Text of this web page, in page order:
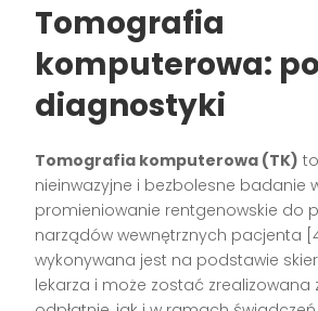
Tomografia
komputerowa:
diagnostyki
Tomografia komputerowa (TK)
nieinwazyjne i bezbolesne badanie
promieniowanie rentgenowskie do
narządów wewnętrznych pacjenta
wykonywana jest na podstawie
lekarza i może zostać zrealizowana